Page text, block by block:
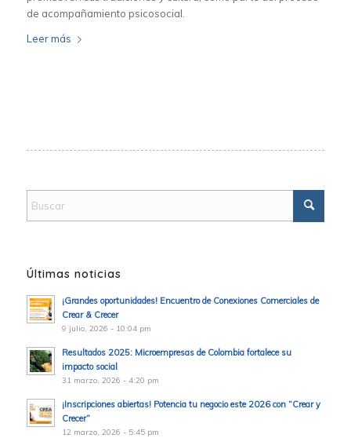
de acompañamiento psicosocial.
Leer más
Últimas noticias
¡Grandes oportunidades! Encuentro de Conexiones Comerciales de
Crear & Crecer
9 julio, 2026 - 10:04 pm
Resultados 2025: Microempresas de Colombia fortalece su
impacto social
31 marzo, 2026 - 4:20 pm
¡Inscripciones abiertas! Potencia tu negocio este 2026 con “Crear y
Crecer”
12 marzo, 2026 - 5:45 pm